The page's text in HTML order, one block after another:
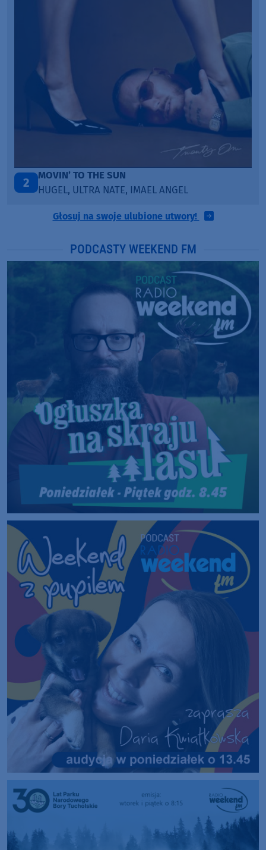
3
ITEPE ITEDE
SANAH
Głosuj na swoje ulubione utwory!
PODCASTY WEEKEND FM